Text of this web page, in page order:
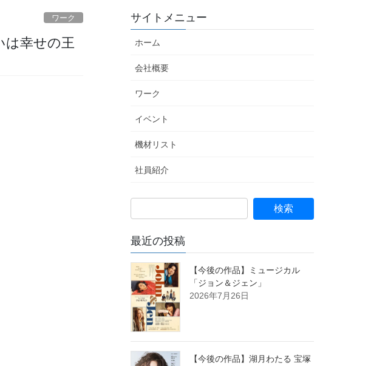
ワーク サイトメニュー
ホーム
会社概要
ワーク
イベント
機材リスト
社員紹介
最近の投稿
【今後の作品】ミュージカル
「ジョン＆ジェン」
2026年7月26日
【今後の作品】湖月わたる 宝塚